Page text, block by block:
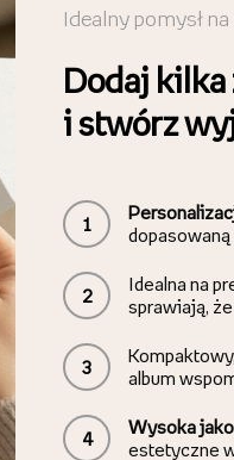
Idealny pomysł
Dodaj
i stwórz
1
2
Idealna na
sprawiają,
3
album
4
Wysoka
estetyczne